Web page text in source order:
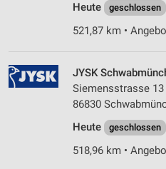
Heute
geschlossen
521,87 km •
JYSK
Siemensstrasse 13
86830
Heute
geschlossen
518,96 km •